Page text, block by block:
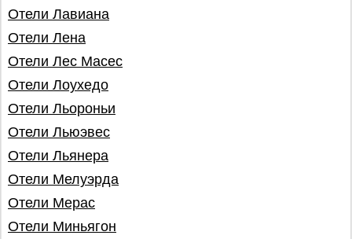
Отели Лавиана
Отели Лена
Отели Лес Масес
Отели Лоухедо
Отели Льороньи
Отели Льюэвес
Отели Льянера
Отели Мелуэрда
Отели Мерас
Отели Миньягон